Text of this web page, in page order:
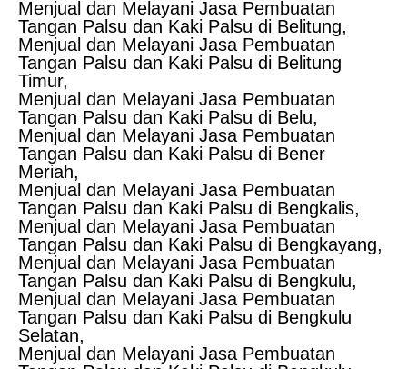
Menjual dan Melayani Jasa Pembuatan
Tangan Palsu dan Kaki Palsu di Belitung,
Menjual dan Melayani Jasa Pembuatan
Tangan Palsu dan Kaki Palsu di Belitung
Timur,
Menjual dan Melayani Jasa Pembuatan
Tangan Palsu dan Kaki Palsu di Belu,
Menjual dan Melayani Jasa Pembuatan
Tangan Palsu dan Kaki Palsu di Bener
Meriah,
Menjual dan Melayani Jasa Pembuatan
Tangan Palsu dan Kaki Palsu di Bengkalis,
Menjual dan Melayani Jasa Pembuatan
Tangan Palsu dan Kaki Palsu di Bengkayang,
Menjual dan Melayani Jasa Pembuatan
Tangan Palsu dan Kaki Palsu di Bengkulu,
Menjual dan Melayani Jasa Pembuatan
Tangan Palsu dan Kaki Palsu di Bengkulu
Selatan,
Menjual dan Melayani Jasa Pembuatan